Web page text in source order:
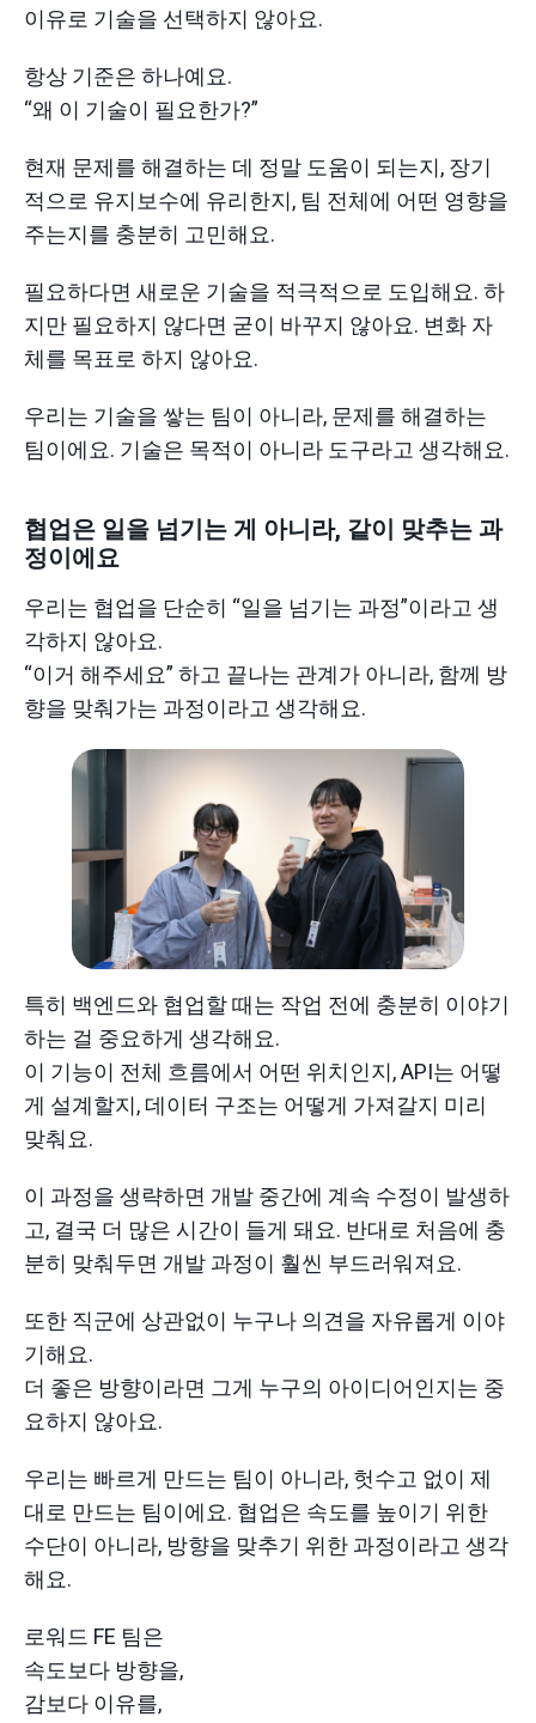
이유로 기술을 선택하지 않아요.
항상 기준은 하나예요.
“왜 이 기술이 필요한가?”
현재 문제를 해결하는 데 정말 도움이 되는지, 장기
적으로 유지보수에 유리한지, 팀 전체에 어떤 영향을
주는지를 충분히 고민해요.
필요하다면 새로운 기술을 적극적으로 도입해요. 하
지만 필요하지 않다면 굳이 바꾸지 않아요. 변화 자
체를 목표로 하지 않아요.
우리는 기술을 쌓는 팀이 아니라, 문제를 해결하는
팀이에요. 기술은 목적이 아니라 도구라고 생각해요.
협업은 일을 넘기는 게 아니라, 같이 맞추는 과
정이에요
우리는 협업을 단순히 “일을 넘기는 과정”이라고 생
각하지 않아요.
“이거 해주세요” 하고 끝나는 관계가 아니라, 함께 방
향을 맞춰가는 과정이라고 생각해요.
특히 백엔드와 협업할 때는 작업 전에 충분히 이야기
하는 걸 중요하게 생각해요.
이 기능이 전체 흐름에서 어떤 위치인지, API는 어떻
게 설계할지, 데이터 구조는 어떻게 가져갈지 미리
맞춰요.
이 과정을 생략하면 개발 중간에 계속 수정이 발생하
고, 결국 더 많은 시간이 들게 돼요. 반대로 처음에 충
분히 맞춰두면 개발 과정이 훨씬 부드러워져요.
또한 직군에 상관없이 누구나 의견을 자유롭게 이야
기해요.
더 좋은 방향이라면 그게 누구의 아이디어인지는 중
요하지 않아요.
우리는 빠르게 만드는 팀이 아니라, 헛수고 없이 제
대로 만드는 팀이에요. 협업은 속도를 높이기 위한
수단이 아니라, 방향을 맞추기 위한 과정이라고 생각
해요.
로워드 FE 팀은
속도보다 방향을,
감보다 이유를,